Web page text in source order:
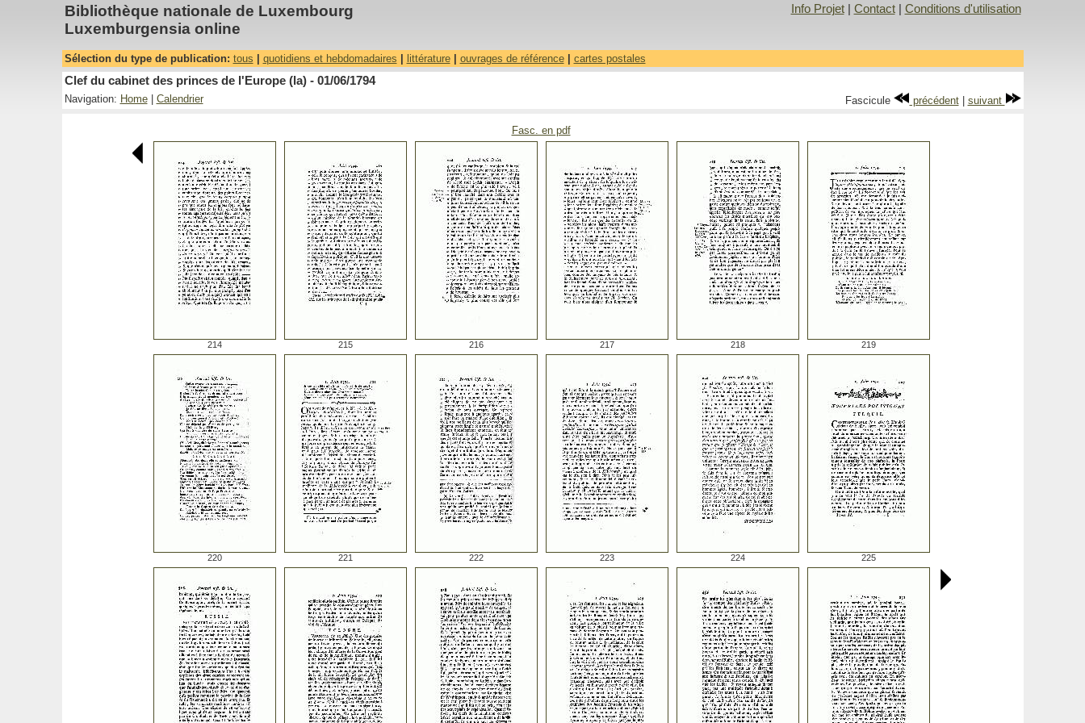
Bibliothèque nationale de Luxembourg
Luxemburgensia online
Info Projet| Contact| Conditions d'utilisation
Sélection du type de publication: tous quotidiens et hebdomadaires littérature| ouvrages de référence| cartes postales
Clef du cabinet des princes de l'Europe (la) - 01/06/1794
Navigation: Home| Calendrier Fascicule précédent| suivant
Fasc. en pdf
214 215 216 217 218 219
220 221 222 223 224 225